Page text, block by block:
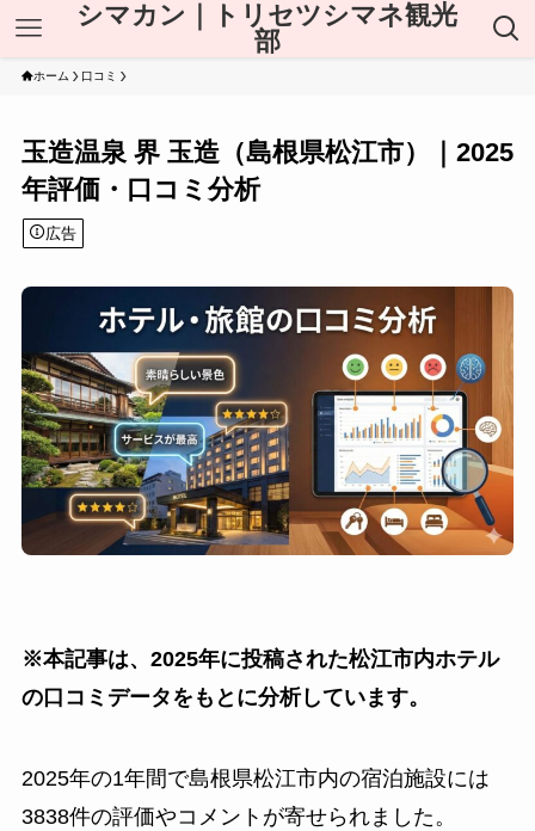
シマカン｜トリセツシマネ観光
部
ホーム 口コミ
玉造温泉 界 玉造（島根県松江市）｜2025
年評価・口コミ分析
広告
※本記事は、2025年に投稿された松江市内ホテル
の口コミデータをもとに分析しています。
2025年の1年間で島根県松江市内の宿泊施設には
3838件の評価やコメントが寄せられました。